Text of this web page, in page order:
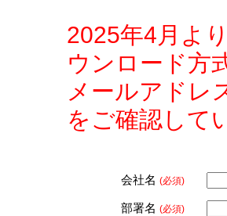
2025年4月よ
ウンロード方
メールアドレ
をご確認して
会社名 (必須)
部署名 (必須)